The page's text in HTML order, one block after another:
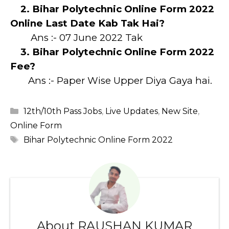
2. Bihar Polytechnic Online Form 2022
Online Last Date Kab Tak Hai?
Ans :- 07 June 2022 Tak
3. Bihar Polytechnic Online Form 2022
Fee?
Ans :- Paper Wise Upper Diya Gaya hai.
Categories
12th/10th Pass Jobs, Live Updates, New Site,
Online Form
Tags
Bihar Polytechnic Online Form 2022
About RAUSHAN KUMAR